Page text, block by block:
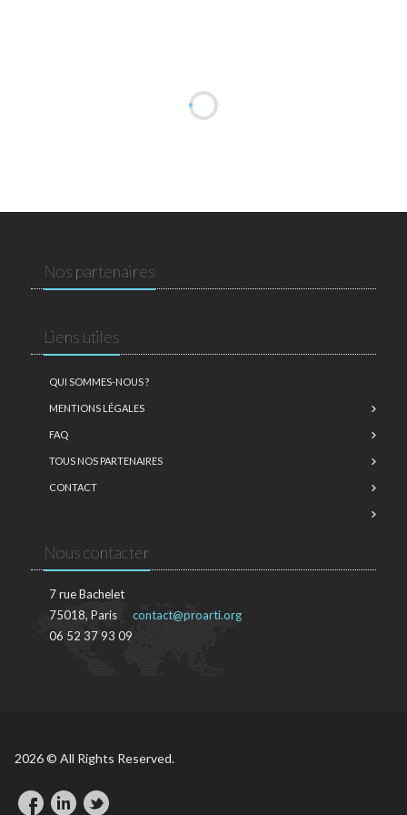
Nos partenaires
Liens utiles
QUI SOMMES-NOUS ?
MENTIONS LÉGALES
FAQ
TOUS NOS PARTENAIRES
CONTACT
Nous contacter
7 rue Bachelet
75018, Paris
06 52 37 93 09
contact@proarti.org
2026 © All Rights Reserved.